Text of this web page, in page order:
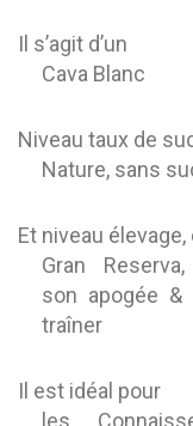
Il s’agit d’un
Cava Blanc
Niveau taux de
Nature, sans
Et niveau élevage,
Gran
son apogée
traîner
Il est idéal pour
les